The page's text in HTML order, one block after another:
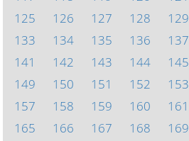
125
126 127 128 129
133
134 135 136 137
141
142 143 144 145
149
150 151 152 153
157
158 159 160 161
165
166 167 168 169